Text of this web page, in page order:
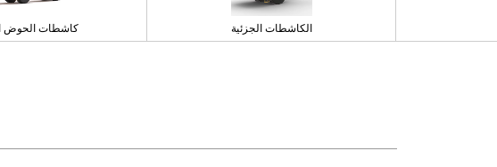
كاشطات الحوض الكاشطات الجزئية